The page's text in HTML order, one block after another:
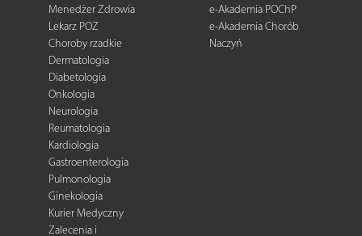
Menedżer Zdrowia
Lekarz POZ
Choroby rzadkie
Dermatologia
Diabetologia
Onkologia
Neurologia
Reumatologia
Kardiologia
Gastroenterologia
Pulmonologia
Ginekologia
Kurier Medyczny
Zalecenia i
e-Akademia POChP
e-Akademia Chorób
Naczyń